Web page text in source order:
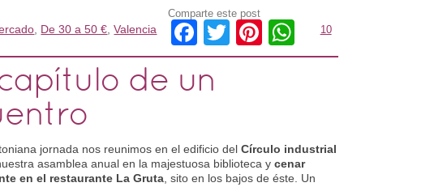
De 30 a 50 € ,Valencia
Comparte este post
Facebook
TwitterPinterest
WhatsApp
10
de un
jornada nos reunimos en el edificio del Círculo industrial
asamblea anual en la majestuosa biblioteca y cenar
en el restaurante La Gruta, sito en los bajos de éste. Un